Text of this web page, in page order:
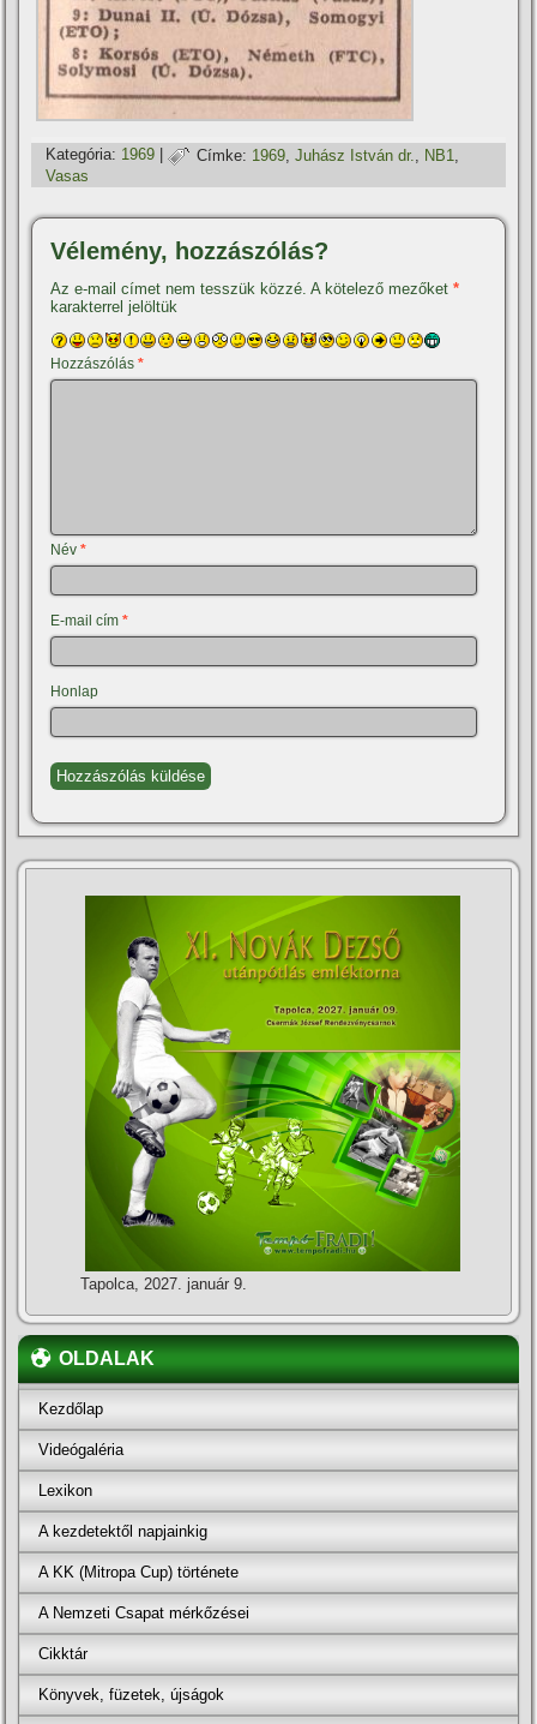
Kategória: 1969 | Címke: 1969 ,Juhász István dr. NB1
Vasas
Vélemény, hozzászólás?
Az e-mail címet nem tesszük közzé. A kötelező mezőket*
karakterrel jelöltük
Hozzászólás*
Név*
E-mail cím*
Honlap
Tapolca, 2027. január 9.
OLDALAK
Kezdőlap
Videógaléria
Lexikon
A kezdetektől napjainkig
A KK (Mitropa Cup) története
A Nemzeti Csapat mérkőzései
Cikktár
Könyvek, füzetek, újságok